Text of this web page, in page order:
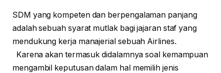
SDM yang kompeten dan berpengalaman panjang
adalah sebuah syarat mutlak bagi jajaran staf yang
mendukung kerja manajerial sebuah Airlines.
Karena akan termasuk didalamnya soal kemampuan
mengambil keputusan dalam hal memilih jenis